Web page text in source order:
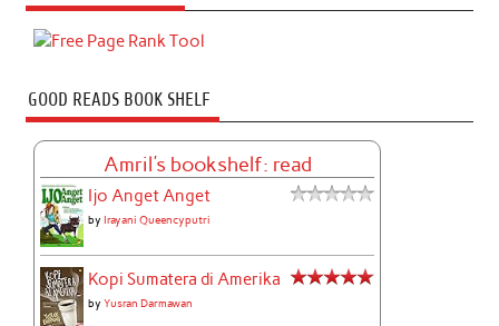
GOOD READS BOOK SHELF
Amril's bookshelf: read
Ijo Anget Anget
byIrayani Queencyputri
Kopi Sumatera di Amerika
byYusran Darmawan